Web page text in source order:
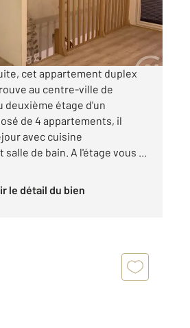
cet appartement duplex
au centre-ville de
deuxième étage d'un
de 4 appartements, il
avec cuisine
de bain. A l'étage vous ...
le détail du bien